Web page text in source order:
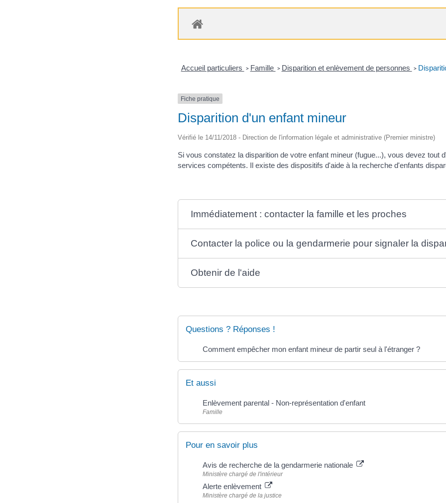
Accueil particuliers > Famille > Disparition et enlèvement de personnes >
Fiche pratique
Disparition d'un enfant mineur
Vérifié le 14/11/2018 - Direction de l'information légale et administrative (Premier ministre)
Si vous constatez la disparition de votre enfant mineur (fugue...), vous devez
services compétents. Il existe des dispositifs d'aide à la recherche d'enfants
Immédiatement : contacter la famille et les proches
Contacter la police ou la gendarmerie pour signaler la
Obtenir de l'aide
Questions ? Réponses !
Comment empêcher mon enfant mineur de partir seul à l'étranger ?
Et aussi
Enlèvement parental - Non-représentation d'enfant
Famille
Pour en savoir plus
Avis de recherche de la gendarmerie nationale
Ministère chargé de l'intérieur
Alerte enlèvement
Ministère chargé de la justice